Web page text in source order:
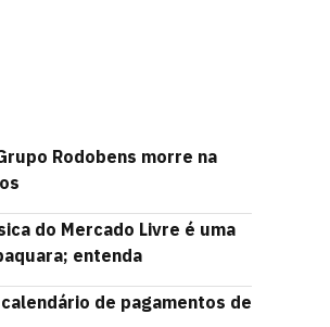
Rodobens morre na
do Mercado Livre é uma
entenda
de pagamentos de